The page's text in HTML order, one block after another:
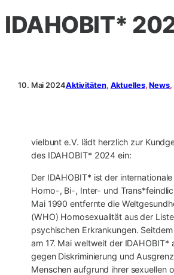
IDAHOBIT*
10. Mai 2024Aktivitäten, Aktuelles, News,
vielbunt e.V. lädt herzlich zur
des IDAHOBIT* 2024 ein:
Der IDAHOBIT* ist der
Homo-, Bi-, Inter- und
Mai 1990 entfernte die
(WHO) Homosexualität aus der
psychischen Erkrankungen.
am 17. Mai weltweit der IDAHOBIT*
gegen Diskriminierung und
Menschen aufgrund ihrer sexuellen